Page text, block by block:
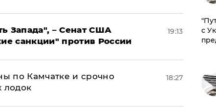
Запада", – Сенат США
санкции" против России
19:13
по Камчатке и срочно
лодок
18:27
с